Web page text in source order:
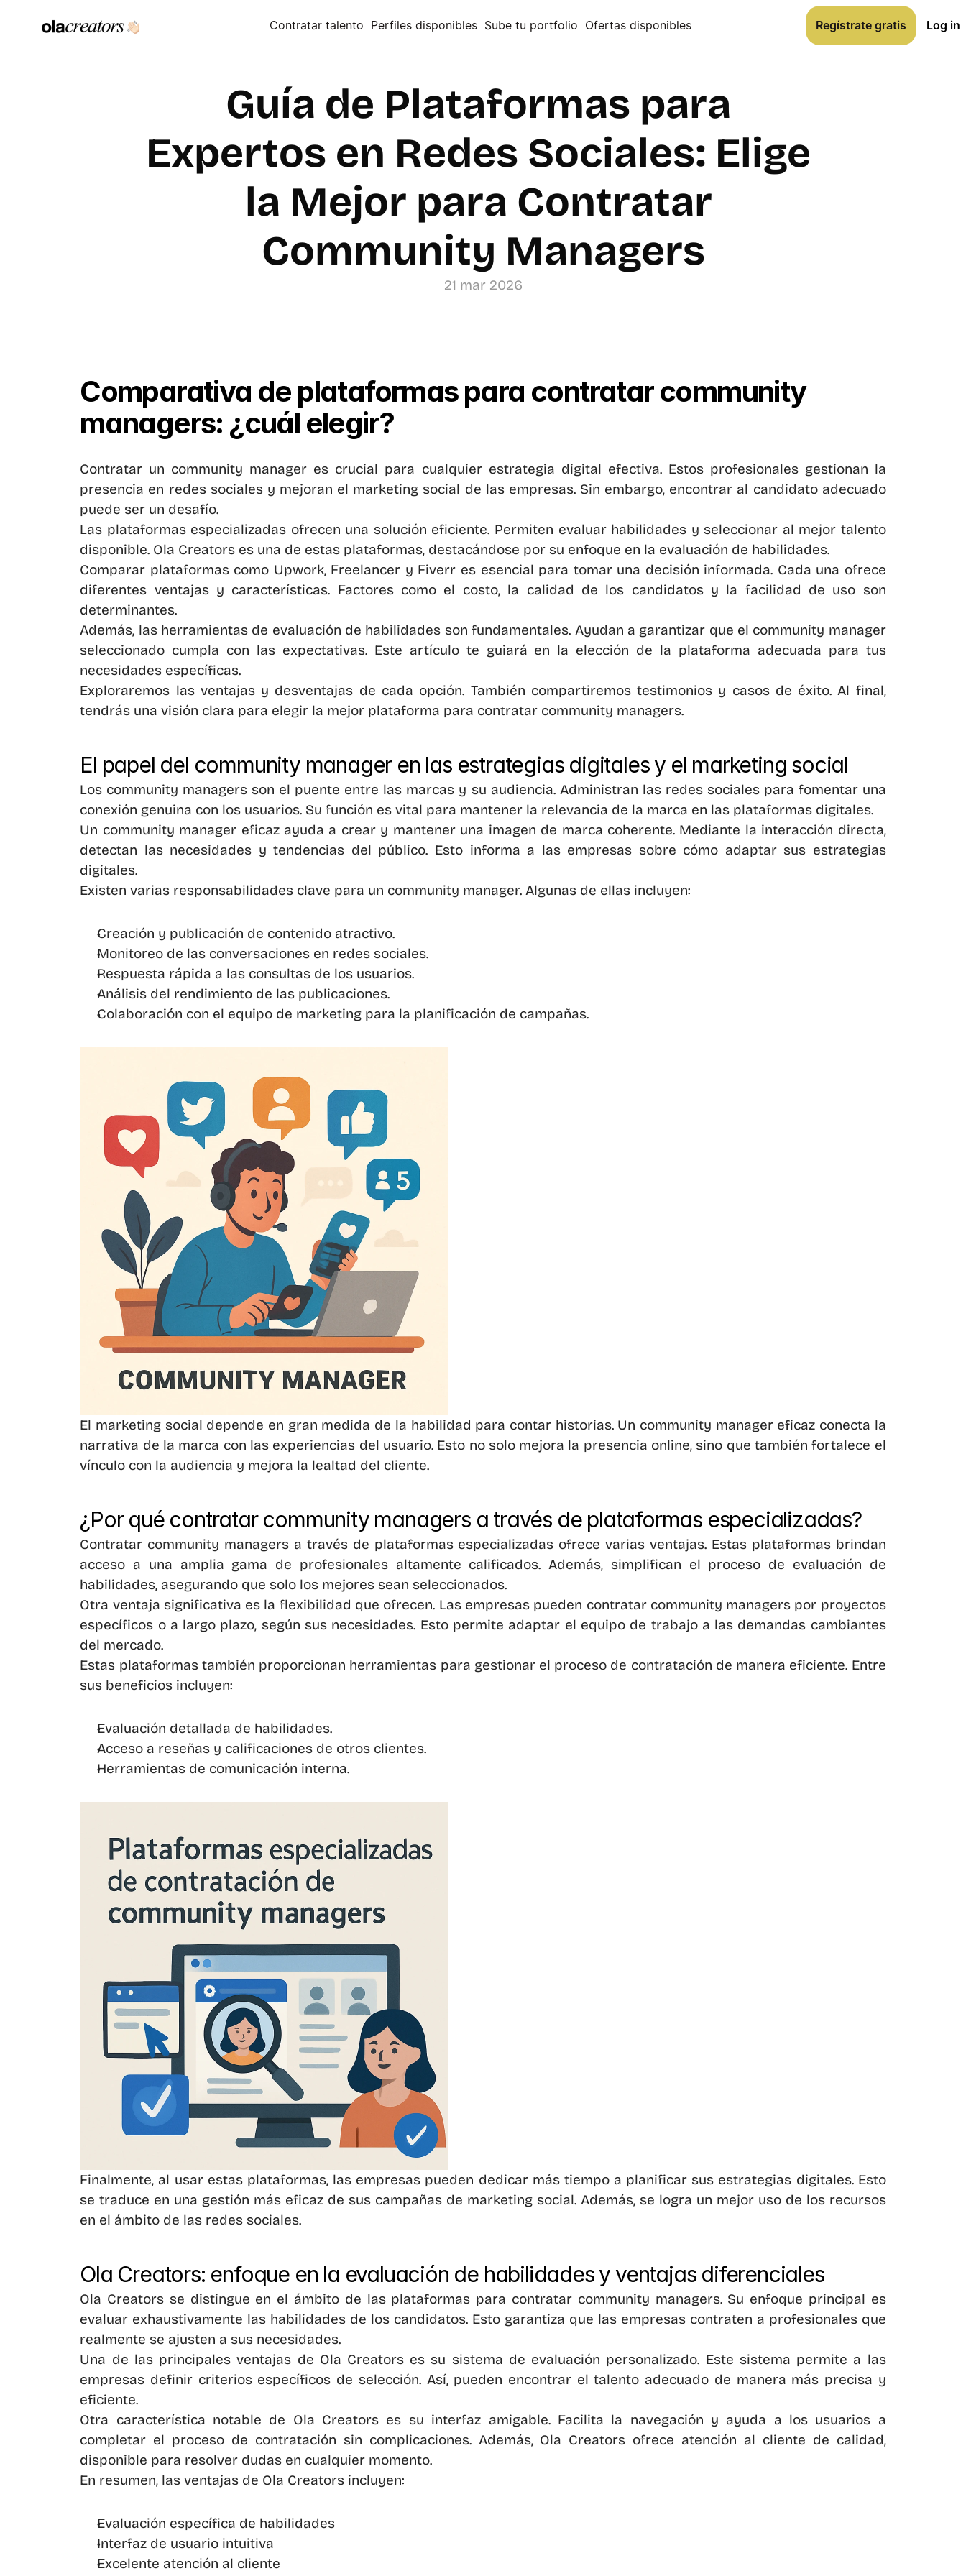
Contratar talento Perfiles disponibles Sube tu portfolio Ofertas disponibles
Regístrate gratis
Log in
Guía de Plataformas para
Expertos en Redes Sociales: Elige
la Mejor para Contratar
Community Managers
21 mar 2026
Comparativa de plataformas para contratar community
managers: ¿cuál elegir?
Contratar un community manager es crucial para cualquier estrategia digital efectiva. Estos profesionales gestionan la
presencia en redes sociales y mejoran el marketing social de las empresas. Sin embargo, encontrar al candidato adecuado
puede ser un desafío.
Las plataformas especializadas ofrecen una solución eficiente. Permiten evaluar habilidades y seleccionar al mejor talento
disponible. Ola Creators es una de estas plataformas, destacándose por su enfoque en la evaluación de habilidades.
Comparar plataformas como Upwork, Freelancer y Fiverr es esencial para tomar una decisión informada. Cada una ofrece
diferentes ventajas y características. Factores como el costo, la calidad de los candidatos y la facilidad de uso son
determinantes.
Además, las herramientas de evaluación de habilidades son fundamentales. Ayudan a garantizar que el community manager
seleccionado cumpla con las expectativas. Este artículo te guiará en la elección de la plataforma adecuada para tus
necesidades específicas.
Exploraremos las ventajas y desventajas de cada opción. También compartiremos testimonios y casos de éxito. Al final,
tendrás una visión clara para elegir la mejor plataforma para contratar community managers.
El papel del community manager en las estrategias digitales y el marketing social
Los community managers son el puente entre las marcas y su audiencia. Administran las redes sociales para fomentar una
conexión genuina con los usuarios. Su función es vital para mantener la relevancia de la marca en las plataformas digitales.
Un community manager eficaz ayuda a crear y mantener una imagen de marca coherente. Mediante la interacción directa,
detectan las necesidades y tendencias del público. Esto informa a las empresas sobre cómo adaptar sus estrategias
digitales.
Existen varias responsabilidades clave para un community manager. Algunas de ellas incluyen:
Creación y publicación de contenido atractivo.
Monitoreo de las conversaciones en redes sociales.
Respuesta rápida a las consultas de los usuarios.
Análisis del rendimiento de las publicaciones.
Colaboración con el equipo de marketing para la planificación de campañas.
El marketing social depende en gran medida de la habilidad para contar historias. Un community manager eficaz conecta la
narrativa de la marca con las experiencias del usuario. Esto no solo mejora la presencia online, sino que también fortalece el
vínculo con la audiencia y mejora la lealtad del cliente.
¿Por qué contratar community managers a través de plataformas especializadas?
Contratar community managers a través de plataformas especializadas ofrece varias ventajas. Estas plataformas brindan
acceso a una amplia gama de profesionales altamente calificados. Además, simplifican el proceso de evaluación de
habilidades, asegurando que solo los mejores sean seleccionados.
Otra ventaja significativa es la flexibilidad que ofrecen. Las empresas pueden contratar community managers por proyectos
específicos o a largo plazo, según sus necesidades. Esto permite adaptar el equipo de trabajo a las demandas cambiantes
del mercado.
Estas plataformas también proporcionan herramientas para gestionar el proceso de contratación de manera eficiente. Entre
sus beneficios incluyen:
Evaluación detallada de habilidades.
Acceso a reseñas y calificaciones de otros clientes.
Herramientas de comunicación interna.
Finalmente, al usar estas plataformas, las empresas pueden dedicar más tiempo a planificar sus estrategias digitales. Esto
se traduce en una gestión más eficaz de sus campañas de marketing social. Además, se logra un mejor uso de los recursos
en el ámbito de las redes sociales.
Ola Creators: enfoque en la evaluación de habilidades y ventajas diferenciales
Ola Creators se distingue en el ámbito de las plataformas para contratar community managers. Su enfoque principal es
evaluar exhaustivamente las habilidades de los candidatos. Esto garantiza que las empresas contraten a profesionales que
realmente se ajusten a sus necesidades.
Una de las principales ventajas de Ola Creators es su sistema de evaluación personalizado. Este sistema permite a las
empresas definir criterios específicos de selección. Así, pueden encontrar el talento adecuado de manera más precisa y
eficiente.
Otra característica notable de Ola Creators es su interfaz amigable. Facilita la navegación y ayuda a los usuarios a
completar el proceso de contratación sin complicaciones. Además, Ola Creators ofrece atención al cliente de calidad,
disponible para resolver dudas en cualquier momento.
En resumen, las ventajas de Ola Creators incluyen:
Evaluación específica de habilidades
Interfaz de usuario intuitiva
Excelente atención al cliente